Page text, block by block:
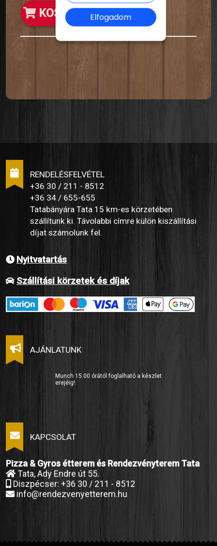
KOSÁRBA
RENDELÉSFELVÉTEL
+36 30 / 211 - 8512
+36 34 / 655-655
Tatabányára Tata 15 km-es körzetében
szállítunk ki. Távolabbi címre külön kiszállítási
díjat számolunk fel.
Nyitvatartás
Szállítási körzetek és díjak
AJÁNLATUNK
Munch 15.00 órától foglalható a készlet
erejéig!
KAPCSOLAT
Pizza & Gyros étterem és Rendezvényterem Tata
Tata, Ady Endre út 55.
Diszpécser: +36 30 / 211 - 8512
info@rendezvenyetterem.hu
Elfogadom